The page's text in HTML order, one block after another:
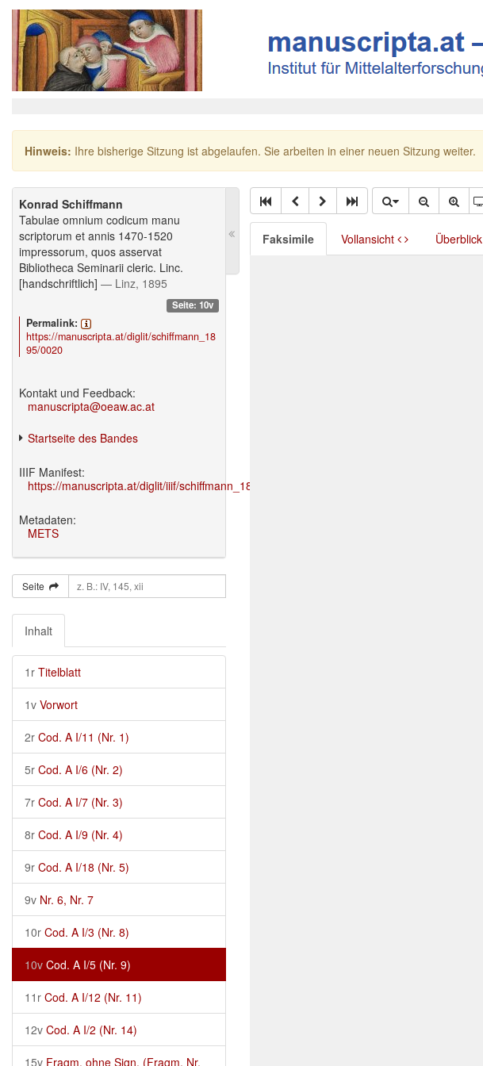
Hinweis: Ihre bisherige Sitzung ist abgelaufen. Sie arbeiten in einer neuen Sitzung weiter.
Konrad Schiffmann
Tabulae omnium codicum manu
scriptorum et annis 1470-1520
impressorum, quos asservat
Bibliotheca Seminarii cleric. Linc.
[handschriftlich] — Linz, 1895
Seite: 10v
Permalink:
https://manuscripta.at/diglit/schiffmann_18
95/0020
Kontakt und Feedback:
manuscripta@oeaw.ac.at
Startseite des Bandes
IIIF Manifest:
https://manuscripta.at/diglit/iiif/schiffmann_1895/manifest.json
Metadaten:
METS
Seite
Inhalt
1r Titelblatt
1v Vorwort
2r Cod. A I/11 (Nr. 1)
5r Cod. A I/6 (Nr. 2)
7r Cod. A I/7 (Nr. 3)
8r Cod. A I/9 (Nr. 4)
9r Cod. A I/18 (Nr. 5)
9v Nr. 6, Nr. 7
10r Cod. A I/3 (Nr. 8)
10v Cod. A I/5 (Nr. 9)
11r Cod. A I/12 (Nr. 11)
12v Cod. A I/2 (Nr. 14)
15v Fragm. ohne Sign. (Fragm. Nr.
Faksimile Vollansicht Überblick